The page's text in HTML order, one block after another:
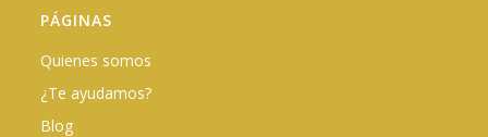
PÁGINAS
Quienes somos
¿Te ayudamos?
Blog